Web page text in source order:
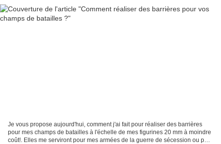
Je vous propose aujourd'hui, comment j'ai fait pour réaliser des barrières
pour mes champs de batailles à l'échelle de mes figurines 20 mm à moindre
coût!. Elles me serviront pour mes armées de la guerre de sécession ou pour